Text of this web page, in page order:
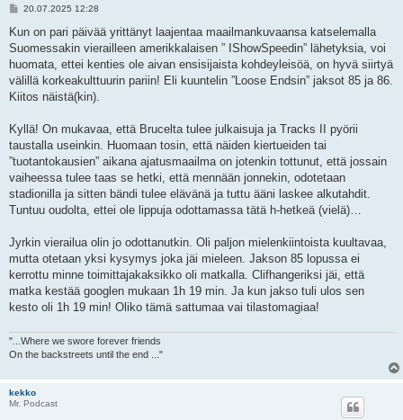
V
e
t
i
20.07.2025 12:28
Kun on pari päivää yrittänyt laajentaa maailmankuvaansa katselemalla
Suomessakin vierailleen amerikkalaisen ” IShowSpeedin” lähetyksia, voi
huomata, ettei kenties ole aivan ensisijaista kohdeyleisöä, on hyvä siirtyä
välillä korkeakulttuurin pariin! Eli kuuntelin ”Loose Endsin” jaksot 85 ja 86.
Kiitos näistä(kin).
Kyllä! On mukavaa, että Brucelta tulee julkaisuja ja Tracks II pyörii
taustalla useinkin. Huomaan tosin, että näiden kiertueiden tai
”tuotantokausien” aikana ajatusmaailma on jotenkin tottunut, että jossain
vaiheessa tulee taas se hetki, että mennään jonnekin, odotetaan
stadionilla ja sitten bändi tulee elävänä ja tuttu ääni laskee alkutahdit.
Tuntuu oudolta, ettei ole lippuja odottamassa tätä h-hetkeä (vielä)…
Jyrkin vierailua olin jo odottanutkin. Oli paljon mielenkiintoista kuultavaa,
mutta otetaan yksi kysymys joka jäi mieleen. Jakson 85 lopussa ei
kerrottu minne toimittajakaksikko oli matkalla. Clifhangeriksi jäi, että
matka kestää googlen mukaan 1h 19 min. Ja kun jakso tuli ulos sen
kesto oli 1h 19 min! Oliko tämä sattumaa vai tilastomagiaa!
"...Where we swore forever friends
On the backstreets until the end ..."
kekko
Mr. Podcast